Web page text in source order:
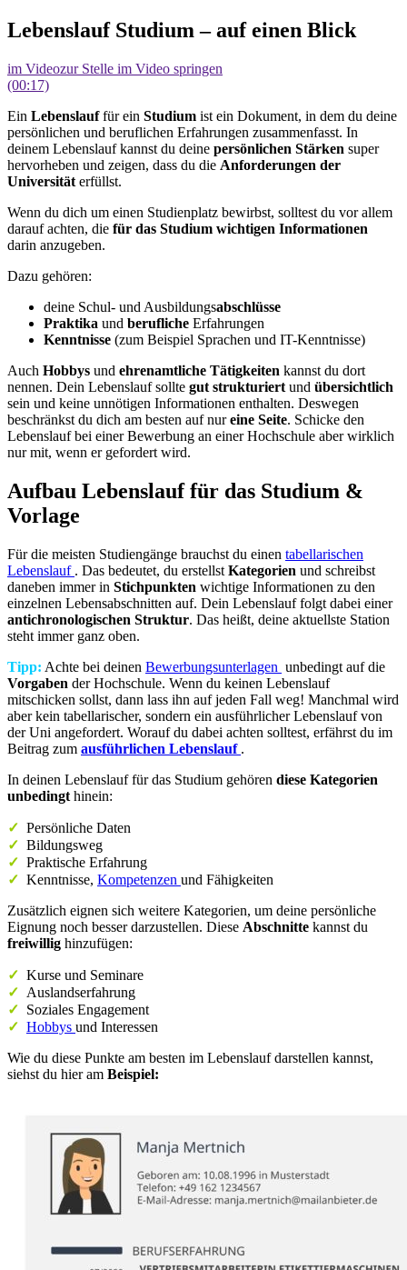
Lebenslauf Studium – auf einen Blick
im Videozur Stelle im Video springen
(00:17)
Ein Lebenslauffür ein Studium ist ein Dokument, in dem du deine
persönlichen und beruflichen Erfahrungen zusammenfasst. In
deinem Lebenslauf kannst du deine persönlichen Stärken super
hervorheben und zeigen, dass du die Anforderungen der
Universität erfüllst.
Wenn du dich um einen Studienplatz bewirbst, solltest du vor allem
darauf achten, die für das Studium wichtigen Informationen
darin anzugeben.
Dazu gehören:
deine Schul- und Ausbildungsabschlüsse
Praktika und berufliche Erfahrungen
Kenntnisse (zum Beispiel Sprachen und IT-Kenntnisse)
Auch Hobbys und ehrenamtliche Tätigkeiten kannst du dort
nennen. Dein Lebenslauf sollte gut strukturiert und übersichtlich
sein und keine unnötigen Informationen enthalten. Deswegen
beschränkst du dich am besten auf nureine Seite. Schicke den
Lebenslauf bei einer Bewerbung an einer Hochschule aber wirklich
nur mit, wenn er gefordert wird.
Aufbau Lebenslauf für das Studium &
Vorlage
Für die meisten Studiengänge brauchst du einen tabellarischen
Lebenslauf . Das bedeutet, du erstellst Kategorien und schreibst
daneben immer in Stichpunkten wichtige Informationen zu den
einzelnen Lebensabschnitten auf. Dein Lebenslauf folgt dabei einer
antichronologischen Struktur. Das heißt, deine aktuellste Station
steht immer ganz oben.
Tipp: Achte bei deinen Bewerbungsunterlagen unbedingt auf die
Vorgaben der Hochschule. Wenn du keinen Lebenslauf
mitschicken sollst, dann lass ihn auf jeden Fall weg! Manchmal wird
aber kein tabellarischer, sondern ein ausführlicher Lebenslauf von
der Uni angefordert. Worauf du dabei achten solltest, erfährst du im
Beitrag zum ausführlichen Lebenslauf .
In deinen Lebenslauf für das Studium gehören diese Kategorien
unbedingt hinein:
✓ Persönliche Daten
✓ Bildungsweg
✓ Praktische Erfahrung
✓ Kenntnisse, Kompetenzen und Fähigkeiten
Zusätzlich eignen sich weitere Kategorien, um deine persönliche
Eignung noch besser darzustellen. Diese Abschnitte kannst du
freiwillig hinzufügen:
✓ Kurse und Seminare
✓ Auslandserfahrung
✓ Soziales Engagement
✓ Hobbys und Interessen
Wie du diese Punkte am besten im Lebenslauf darstellen kannst,
siehst du hier am Beispiel: